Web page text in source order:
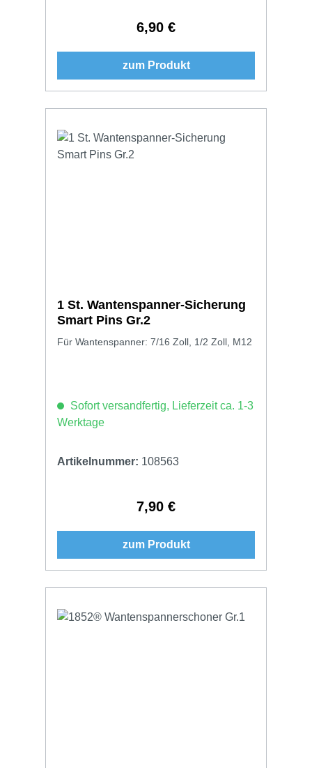
Regulärer Preis:
6,90 €
zum Produkt
1 St. Wantenspanner-Sicherung
Smart Pins Gr.2
Für Wantenspanner: 7/16 Zoll, 1/2 Zoll, M12
Sofort versandfertig, Lieferzeit ca. 1-3
Werktage
Artikelnummer: 108563
Regulärer Preis:
7,90 €
zum Produkt